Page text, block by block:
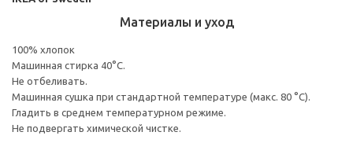
Материалы и уход
100% хлопок
Машинная стирка 40°С.
Не отбеливать.
Машинная сушка при стандартной температуре (макс. 80 °C).
Гладить в среднем температурном режиме.
Не подвергать химической чистке.